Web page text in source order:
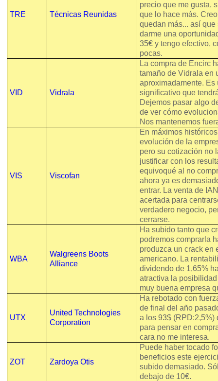
TRE Técnicas Reunidas
precio que me gusta,
que lo hace más.
quedan más... así que
darme una
35€ y tengo efectivo,
pocas.
VID Vidrala
La compra de Encirc
tamaño de Vidrala en
aproximadamente. Es
significativo que
Dejemos pasar algo
de ver cómo
Nos mantenemos
VIS Viscofan
En máximos
evolución de la
pero su cotización no
justificar con los
equivoqué al no
ahora ya es
entrar. La venta de
acertada para
verdadero negocio,
cerrarse.
WBA
Walgreens Boots
Alliance
Ha subido tanto que
podremos comprarla
produzca un crack en
americano. La
dividendo de 1,65%
atractiva la
muy buena empresa
UTX
United Technologies
Corporation
Ha rebotado con
de final del año
a los 93$ (RPD:2,5%)
para pensar en
cara no me interesa.
ZOT Zardoya Otis
Puede haber tocado
beneficios este
subido demasiado.
debajo de 10€.